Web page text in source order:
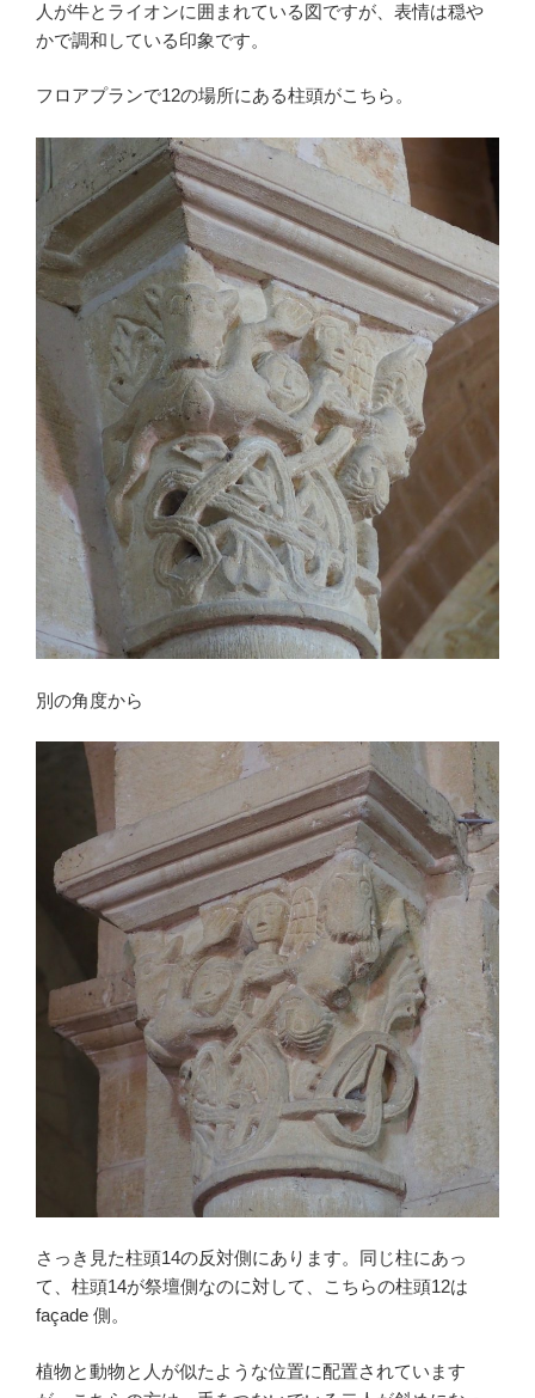
人が牛とライオンに囲まれている図ですが、表情は穏や
かで調和している印象です。
フロアプランで12の場所にある柱頭がこちら。
別の角度から
さっき見た柱頭14の反対側にあります。同じ柱にあっ
て、柱頭14が祭壇側なのに対して、こちらの柱頭12は
façade 側。
植物と動物と人が似たような位置に配置されています